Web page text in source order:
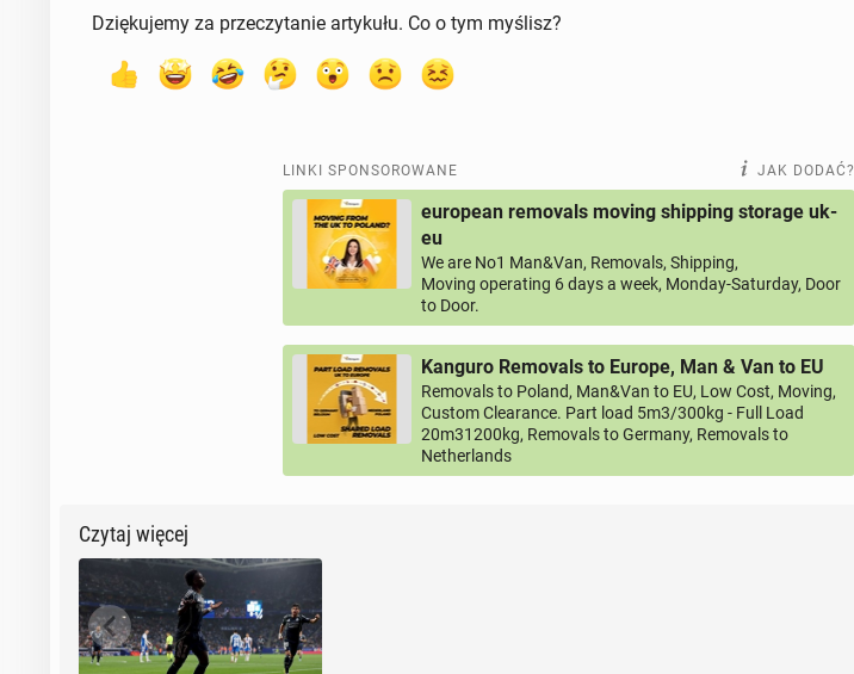
Dziękujemy za przeczytanie artykułu. Co o tym myślisz?
LINKI SPONSOROWANE JAK DODAĆ?
european removals moving shipping storage uk-
eu
We are No1 Man&Van, Removals, Shipping,
Moving operating 6 days a week, Monday-Saturday, Door
to Door.
Kanguro Removals to Europe, Man & Van to EU
Removals to Poland, Man&Van to EU, Low Cost, Moving,
Custom Clearance. Part load 5m3/300kg - Full Load
20m31200kg, Removals to Germany, Removals to
Netherlands
Czytaj więcej